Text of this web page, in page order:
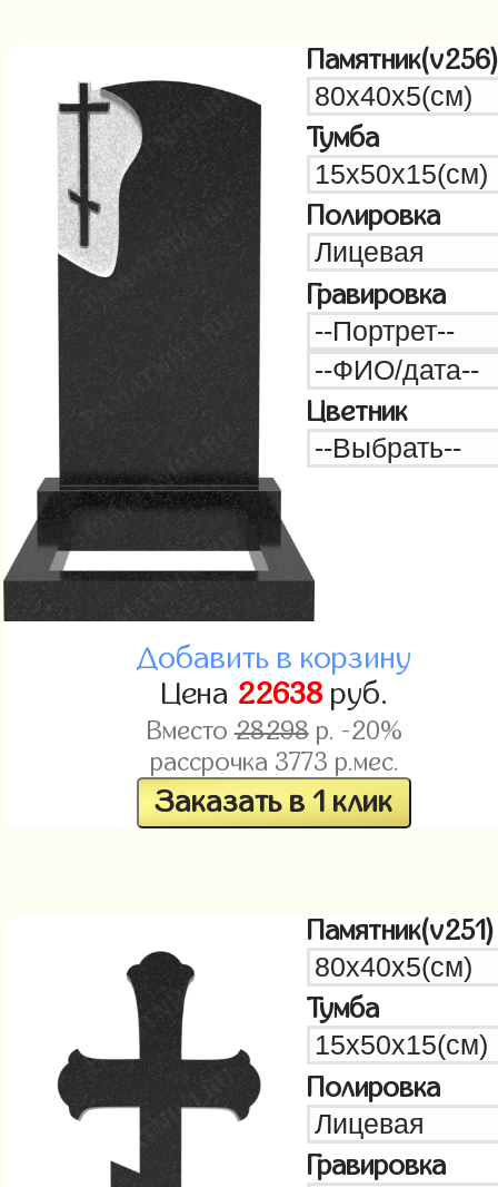
Памятник(v256)
Тумба
Полировка
Гравировка
Цветник
Добавить в корзину
Цена 22638руб.
Вместо28298р. -20%
рассрочка 3773 р.мес.
Заказать в 1 клик
Памятник(v251)
Тумба
Полировка
Гравировка